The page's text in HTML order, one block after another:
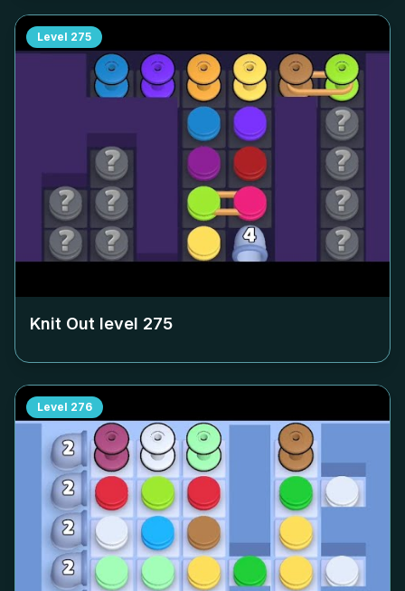
Level 275
Knit Out level 275
Level 276